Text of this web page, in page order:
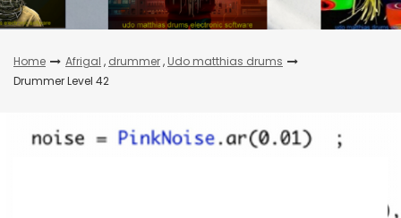
Home Afrigal , drummer, Udo matthias drums
Drummer Level 42